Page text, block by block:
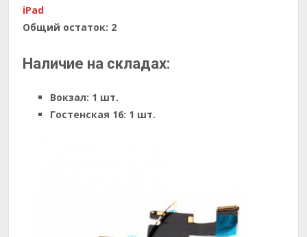
iPad
Общий остаток: 2
Наличие на складах:
Вокзал: 1 шт.
Гостенская 16: 1 шт.